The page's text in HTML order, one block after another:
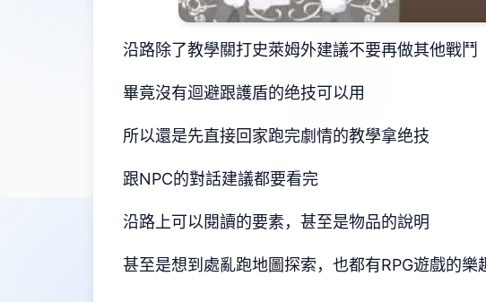
沿路除了教學關打史萊姆外建議不要再做其他戰鬥
畢竟沒有迴避跟護盾的绝技可以用
所以還是先直接回家跑完劇情的教學拿绝技
跟NPC的對話建議都要看完
沿路上可以閱讀的要素，甚至是物品的說明
甚至是想到處亂跑地圖探索，也都有RPG遊戲的樂